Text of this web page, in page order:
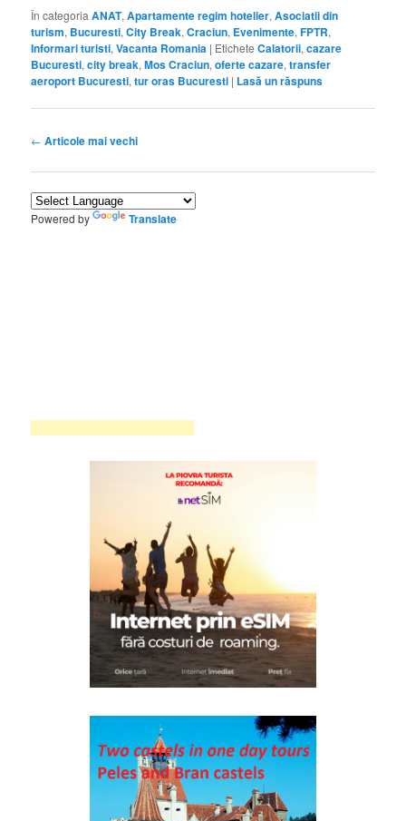
În categoria ANAT,Apartamente regim hotelier,Asociatii din
turism, Bucuresti,City Break,Craciun, Evenimente,FPTR,
Informari turisti,Vacanta Romania | Etichete Calatorii,cazare
Bucuresti,city break,Mos Craciun,oferte cazare,transfer
aeroport Bucuresti,tur oras Bucuresti | Lasă un răspuns
Navigare
articole
← Articole mai vechi
Powered by Translate